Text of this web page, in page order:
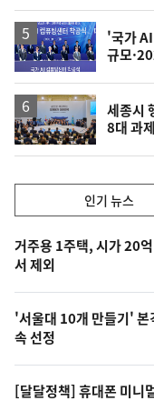
'국가
규모
세종시
8대 과
기,
최
신,
오
늘
의
영
인기 뉴스
기
뉴
스
거주용 1주택, 시가 20
서 제외
'서울대 10개 만들기'
속 선정
[달달정책] 휴대폰 미니